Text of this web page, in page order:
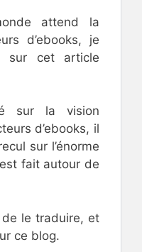
attend la
d’ebooks, je
sur cet article
sur la vision
d’ebooks, il
sur l’énorme
fait autour de
le traduire, et
ce blog.